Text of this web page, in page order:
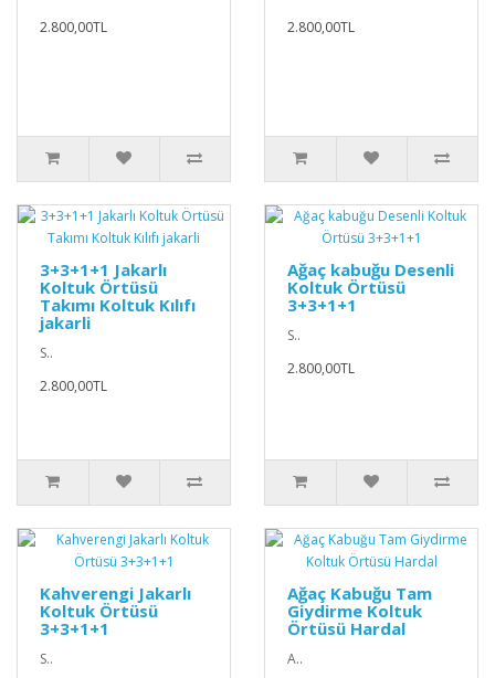
2.800,00TL
2.800,00TL
3+3+1+1 Jakarlı
Koltuk Örtüsü
Takımı Koltuk Kılıfı
jakarli
S..
2.800,00TL
Ağaç kabuğu Desenli
Koltuk Örtüsü
3+3+1+1
S..
2.800,00TL
Kahverengi Jakarlı
Koltuk Örtüsü
3+3+1+1
S..
Ağaç Kabuğu Tam
Giydirme Koltuk
Örtüsü Hardal
A..